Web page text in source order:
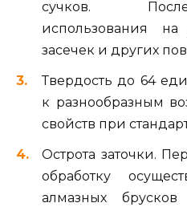
сучков.
использования
засечек и других
Твердость до 64
к разнообразным
свойств при
Острота заточки.
обработку
алмазных